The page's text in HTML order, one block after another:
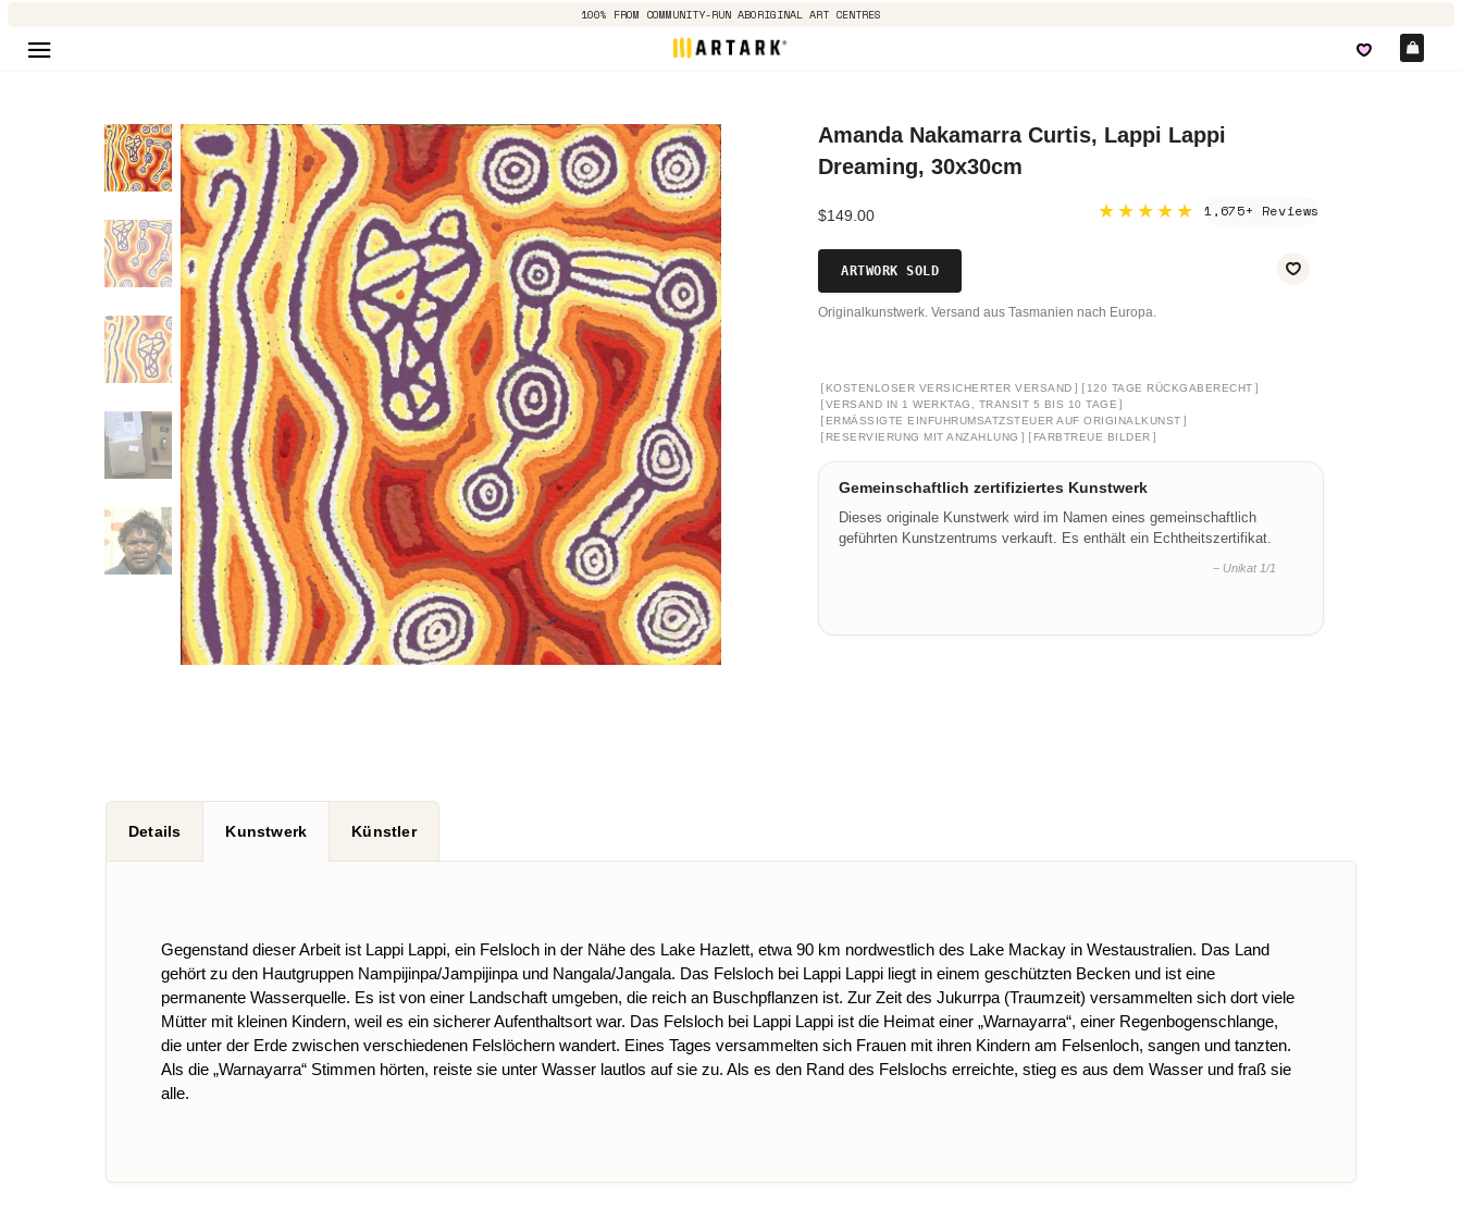
100% FROM COMMUNITY-RUN ABORIGINAL ART CENTRES
Amanda Nakamarra Curtis, Lappi Lappi
Dreaming, 30x30cm
$149.00 ★★★★★ 1,675+ Reviews
ARTWORK SOLD
Originalkunstwerk. Versand aus Tasmanien nach Europa.
[ KOSTENLOSER VERSICHERTER VERSAND ] [ 120 TAGE RÜCKGABERECHT ]
[VERSAND IN 1 WERKTAG, TRANSIT 5 BIS 10 TAGE ]
[ ERMÄSSIGTE EINFUHRUMSATZSTEUER AUF ORIGINALKUNST
]
[ RESERVIERUNG MIT ANZAHLUNG ] [ FARBTREUE BILDER ]
Gemeinschaftlich zertifiziertes Kunstwerk
Dieses originale Kunstwerk wird im Namen eines gemeinschaftlich
geführten Kunstzentrums verkauft. Es enthält ein Echtheitszertifikat.
– Unikat 1/1
Details Kunstwerk Künstler
Gegenstand dieser Arbeit ist Lappi Lappi, ein Felsloch in der Nähe des Lake Hazlett, etwa 90 km nordwestlich des Lake Mackay in Westaustralien. Das Land
gehört zu den Hautgruppen Nampijinpa/Jampijinpa und Nangala/Jangala. Das Felsloch bei Lappi Lappi liegt in einem geschützten Becken und ist eine
permanente Wasserquelle. Es ist von einer Landschaft umgeben, die reich an Buschpflanzen ist. Zur Zeit des Jukurrpa (Traumzeit) versammelten sich dort viele
Mütter mit kleinen Kindern, weil es ein sicherer Aufenthaltsort war. Das Felsloch bei Lappi Lappi ist die Heimat einer „Warnayarra“, einer Regenbogenschlange,
die unter der Erde zwischen verschiedenen Felslöchern wandert. Eines Tages versammelten sich Frauen mit ihren Kindern am Felsenloch, sangen und tanzten.
Als die „Warnayarra“ Stimmen hörten, reiste sie unter Wasser lautlos auf sie zu. Als es den Rand des Felslochs erreichte, stieg es aus dem Wasser und fraß sie
alle.